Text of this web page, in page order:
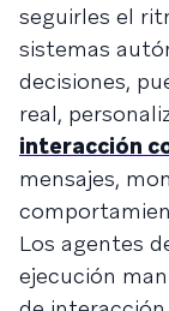
seguirles el
sistemas
decisiones,
real,
interacción
mensajes,
Los agentes
ejecución